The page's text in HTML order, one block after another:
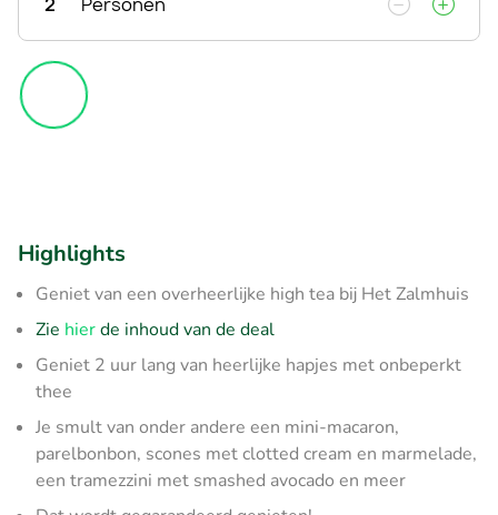
Highlights
Geniet van een overheerlijke high tea bij Het Zalmhuis
Zie hierde inhoud van de deal
Geniet 2 uur lang van heerlijke hapjes met onbeperkt
thee
Je smult van onder andere een mini-macaron,
parelbonbon, scones met clotted cream en marmelade,
een tramezzini met smashed avocado en meer